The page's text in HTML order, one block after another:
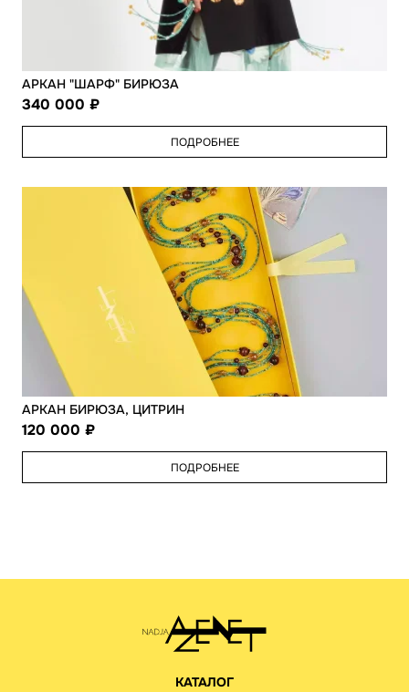
АРКАН "ШАРФ" БИРЮЗА
340 000
ПОДРОБНЕЕ
АРКАН БИРЮЗА, ЦИТРИН
120 000
ПОДРОБНЕЕ
КАТАЛОГ